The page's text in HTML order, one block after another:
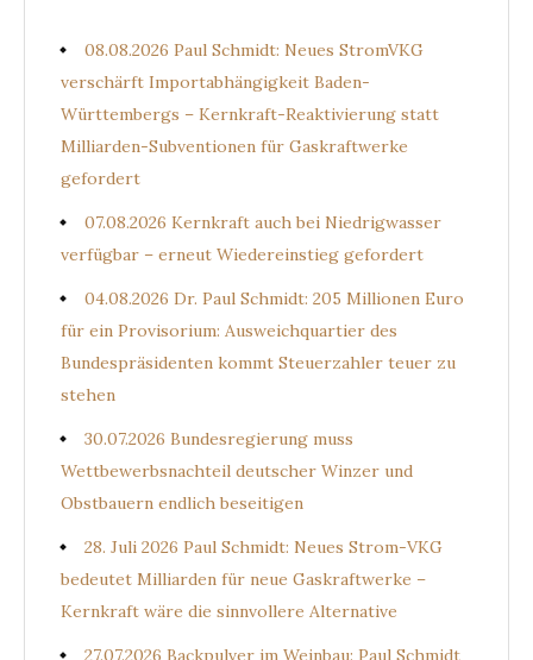
08.08.2026 Paul Schmidt: Neues StromVKG
verschärft Importabhängigkeit Baden-
Württembergs – Kernkraft-Reaktivierung statt
Milliarden-Subventionen für Gaskraftwerke
gefordert
07.08.2026 Kernkraft auch bei Niedrigwasser
verfügbar – erneut Wiedereinstieg gefordert
04.08.2026 Dr. Paul Schmidt: 205 Millionen Euro
für ein Provisorium: Ausweichquartier des
Bundespräsidenten kommt Steuerzahler teuer zu
stehen
30.07.2026 Bundesregierung muss
Wettbewerbsnachteil deutscher Winzer und
Obstbauern endlich beseitigen
28. Juli 2026 Paul Schmidt: Neues Strom-VKG
bedeutet Milliarden für neue Gaskraftwerke –
Kernkraft wäre die sinnvollere Alternative
27.07.2026 Backpulver im Weinbau: Paul Schmidt